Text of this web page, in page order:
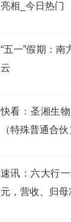
亮相_今日热门
“五一”假期：
云
快看：圣湘生
（特殊普通合
有限公司2025
速讯：六大行
元，营收、归母